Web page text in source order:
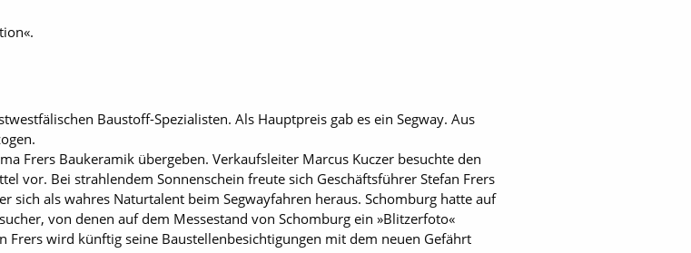
Baustoff-Spezialisten. Als Hauptpreis gab es ein Segway. Aus
Frers Baukeramik übergeben. Verkaufsleiter Marcus Kuczer besuchte den
vor. Bei strahlendem Sonnenschein freute sich Geschäftsführer Stefan Frers
sich als wahres Naturtalent beim Segwayfahren heraus. Schomburg hatte auf
von denen auf dem Messestand von Schomburg ein »Blitzerfoto«
Frers wird künftig seine Baustellenbesichtigungen mit dem neuen Gefährt